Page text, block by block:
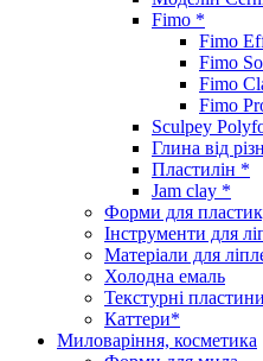
Fimo *
Fimo
Fimo
Fimo
Fimo
Sculpey
Глина від
Пластилін *
Jam clay *
Форми для
Інструменти для
Матеріали для
Холодна емаль
Текстурні
Каттери*
Миловаріння, косметика